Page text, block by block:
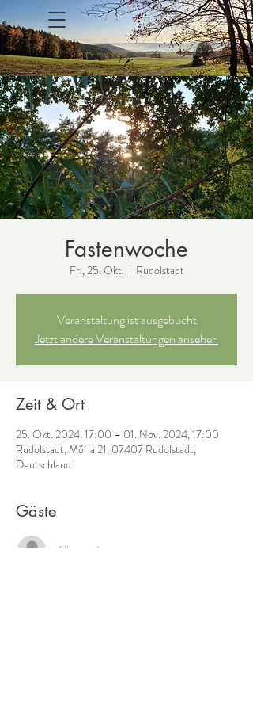
Fastenwoche
Fr., 25. Okt.
  |
Rudolstadt
Veranstaltung ist ausgebucht
Jetzt andere Veranstaltungen ansehen
Zeit & Ort
25. Okt. 2024, 17:00 – 01. Nov. 2024, 17:00
Rudolstadt, Mörla 21, 07407 Rudolstadt,
Deutschland
Gäste
Alle ansehen